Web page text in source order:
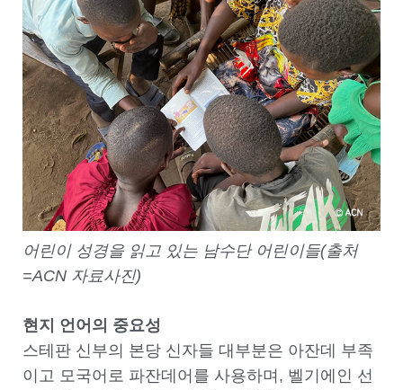
어린이 성경을 읽고 있는 남수단 어린이들(출처
=ACN 자료사진)
현지 언어의 중요성
스테판 신부의 본당 신자들 대부분은 아잔데 부족
이고 모국어로 파잔데어를 사용하며, 벨기에인 선